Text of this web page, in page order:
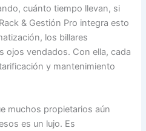
cuánto tiempo llevan, si
& Gestión Pro integra esto
los billares
ojos vendados. Con ella, cada
y mantenimiento
muchos propietarios aún
es un lujo. Es